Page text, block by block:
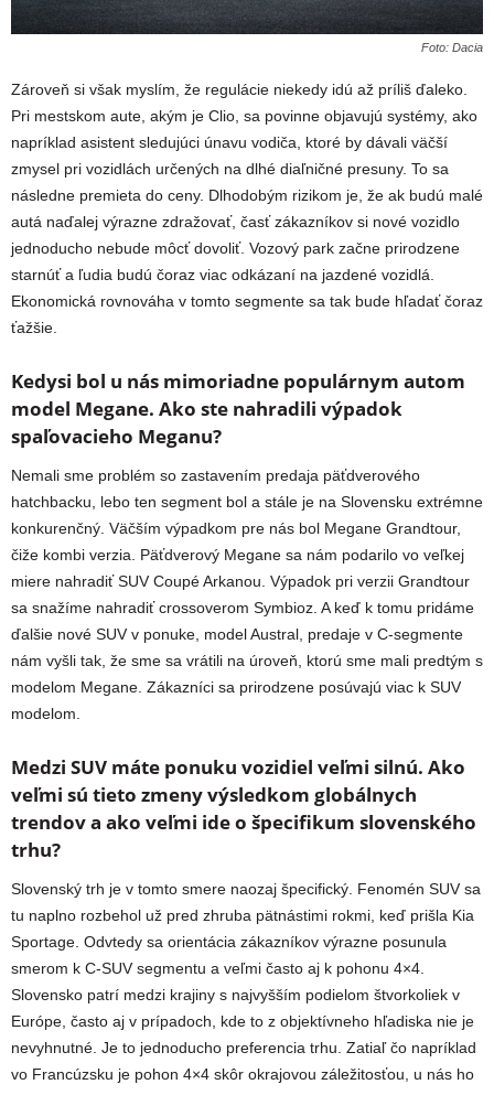
Foto: Dacia
Zároveň si však myslím, že regulácie niekedy idú až príliš ďaleko.
Pri mestskom aute, akým je Clio, sa povinne objavujú systémy, ako
napríklad asistent sledujúci únavu vodiča, ktoré by dávali väčší
zmysel pri vozidlách určených na dlhé diaľničné presuny. To sa
následne premieta do ceny. Dlhodobým rizikom je, že ak budú malé
autá naďalej výrazne zdražovať, časť zákazníkov si nové vozidlo
jednoducho nebude môcť dovoliť. Vozový park začne prirodzene
starnúť a ľudia budú čoraz viac odkázaní na jazdené vozidlá.
Ekonomická rovnováha v tomto segmente sa tak bude hľadať čoraz
ťažšie.
Kedysi bol u nás mimoriadne populárnym autom
model Megane. Ako ste nahradili výpadok
spaľovacieho Meganu?
Nemali sme problém so zastavením predaja päťdverového
hatchbacku, lebo ten segment bol a stále je na Slovensku extrémne
konkurenčný. Väčším výpadkom pre nás bol Megane Grandtour,
čiže kombi verzia. Päťdverový Megane sa nám podarilo vo veľkej
miere nahradiť SUV Coupé Arkanou. Výpadok pri verzii Grandtour
sa snažíme nahradiť crossoverom Symbioz. A keď k tomu pridáme
ďalšie nové SUV v ponuke, model Austral, predaje v C-segmente
nám vyšli tak, že sme sa vrátili na úroveň, ktorú sme mali predtým s
modelom Megane. Zákazníci sa prirodzene posúvajú viac k SUV
modelom.
Medzi SUV máte ponuku vozidiel veľmi silnú. Ako
veľmi sú tieto zmeny výsledkom globálnych
trendov a ako veľmi ide o špecifikum slovenského
trhu?
Slovenský trh je v tomto smere naozaj špecifický. Fenomén SUV sa
tu naplno rozbehol už pred zhruba pätnástimi rokmi, keď prišla Kia
Sportage. Odvtedy sa orientácia zákazníkov výrazne posunula
smerom k C-SUV segmentu a veľmi často aj k pohonu 4×4.
Slovensko patrí medzi krajiny s najvyšším podielom štvorkoliek v
Európe, často aj v prípadoch, kde to z objektívneho hľadiska nie je
nevyhnutné. Je to jednoducho preferencia trhu. Zatiaľ čo napríklad
vo Francúzsku je pohon 4×4 skôr okrajovou záležitosťou, u nás ho